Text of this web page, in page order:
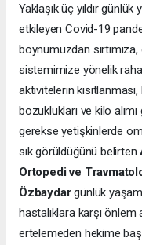
Yaklaşık üç yıldır günlük
etkileyen Covid-19
boynumuzdan
sistemimize yönelik
aktivitelerin
bozuklukları ve kilo
gerekse yetişkinlerde
sık görüldüğünü belirten
Ortopedi ve
Özbaydargünlük
hastalıklara karşı
ertelemeden hekime